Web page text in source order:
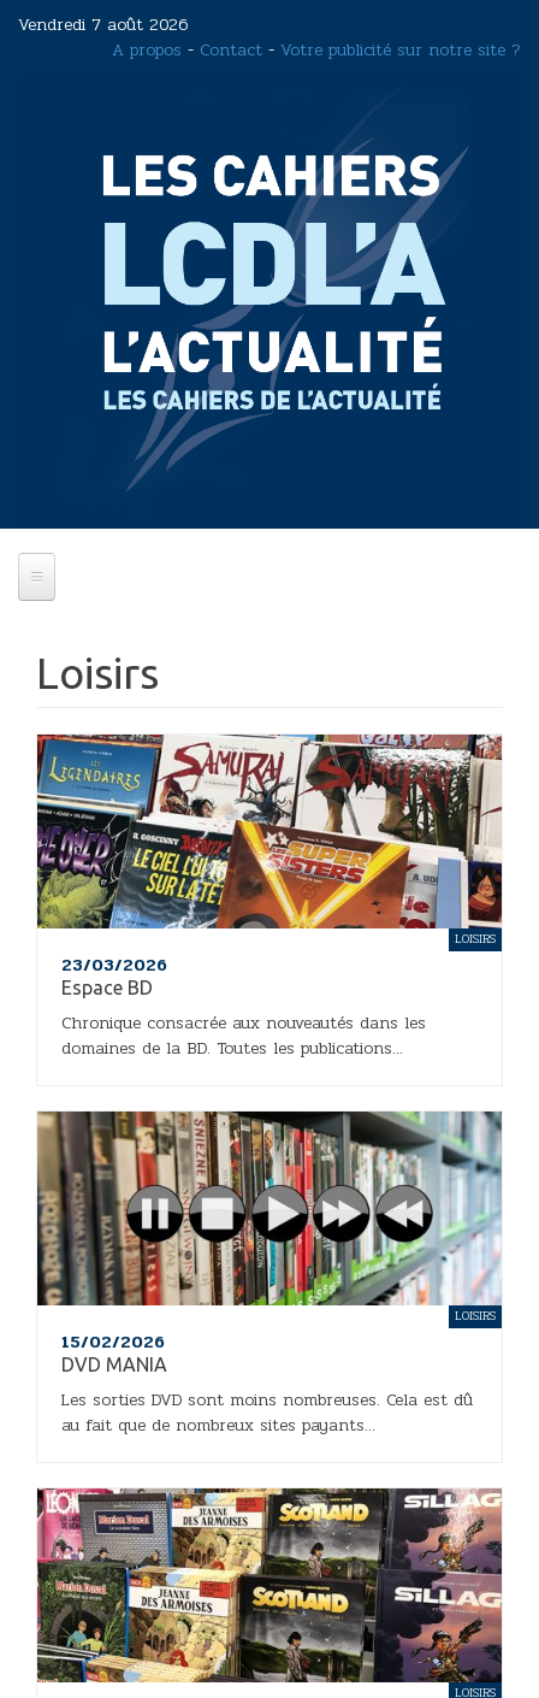
Vendredi 7 août 2026
A propos - Contact - Votre publicité sur notre site ?
Loisirs
23/03/2026
Espace BD
Chronique consacrée aux nouveautés dans les
domaines de la BD. Toutes les publications...
LOISIRS
15/02/2026
DVD MANIA
Les sorties DVD sont moins nombreuses. Cela est dû
au fait que de nombreux sites payants...
LOISIRS
LOISIRS